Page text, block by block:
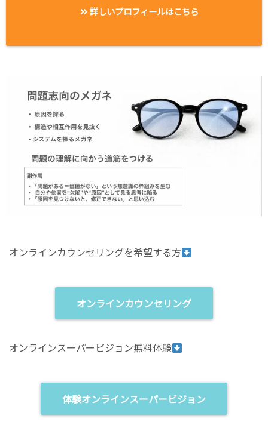
詳しいプロフィールはこちら
オンラインカウンセリングを希望する方
オンラインカウンセリング
オンラインスーパービジョン無料体験
体験オンラインスーパービジョン